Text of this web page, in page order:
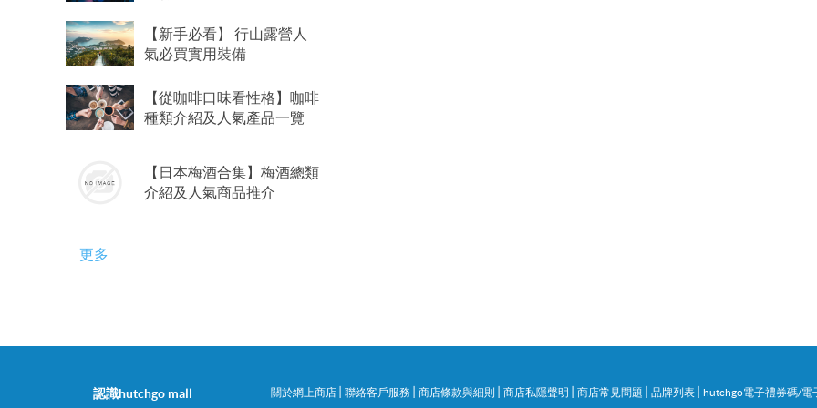
【新手必看】 行山露營人
氣必買實用裝備
【從咖啡口味看性格】咖啡
種類介紹及人氣產品一覽
【日本梅酒合集】梅酒總類
介紹及人氣商品推介
更多
認識hutchgo mall 關於網上商店 聯絡客戶服務 商店條款與細則 商店私隱聲明 商店常見問題 品牌列表 hutchgo電子禮券碼/電